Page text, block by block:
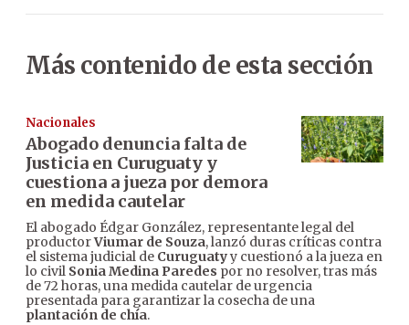
Más contenido de esta sección
Nacionales
Abogado denuncia falta de
Justicia en Curuguaty y
cuestiona a jueza por demora
en medida cautelar
El abogado Édgar González, representante legal del
productorViumar de Souza, lanzó duras críticas contra
el sistema judicial de Curuguatyy cuestionó a la jueza en
lo civil Sonia Medina Paredes por no resolver, tras más
de 72 horas, una medida cautelar de urgencia
presentada para garantizar la cosecha de una
plantación de chía.